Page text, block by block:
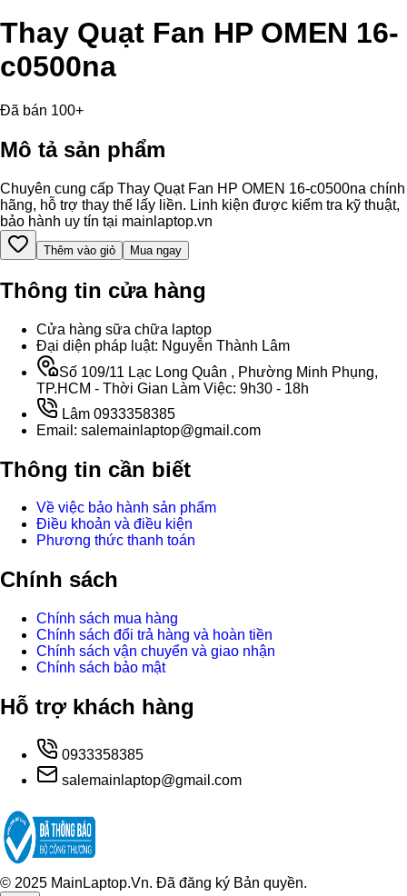
Thay Quạt Fan HP OMEN 16-
c0500na
Đã bán 100+
Mô tả sản phẩm
Chuyên cung cấp Thay Quạt Fan HP OMEN 16-c0500na chính
hãng, hỗ trợ thay thế lấy liền. Linh kiện được kiểm tra kỹ thuật,
bảo hành uy tín tại mainlaptop.vn
Thêm vào giỏ Mua ngay
Thông tin cửa hàng
Cửa hàng sữa chữa laptop
Đại diện pháp luật: Nguyễn Thành Lâm
Số 109/11 Lạc Long Quân , Phường Minh Phụng,
TP.HCM - Thời Gian Làm Việc: 9h30 - 18h
Lâm 0933358385
Email: salemainlaptop@gmail.com
Thông tin cần biết
Về việc bảo hành sản phẩm
Điều khoản và điều kiện
Phương thức thanh toán
Chính sách
Chính sách mua hàng
Chính sách đổi trả hàng và hoàn tiền
Chính sách vận chuyển và giao nhận
Chính sách bảo mật
Hỗ trợ khách hàng
0933358385
salemainlaptop@gmail.com
© 2025 MainLaptop.Vn. Đã đăng ký Bản quyền.